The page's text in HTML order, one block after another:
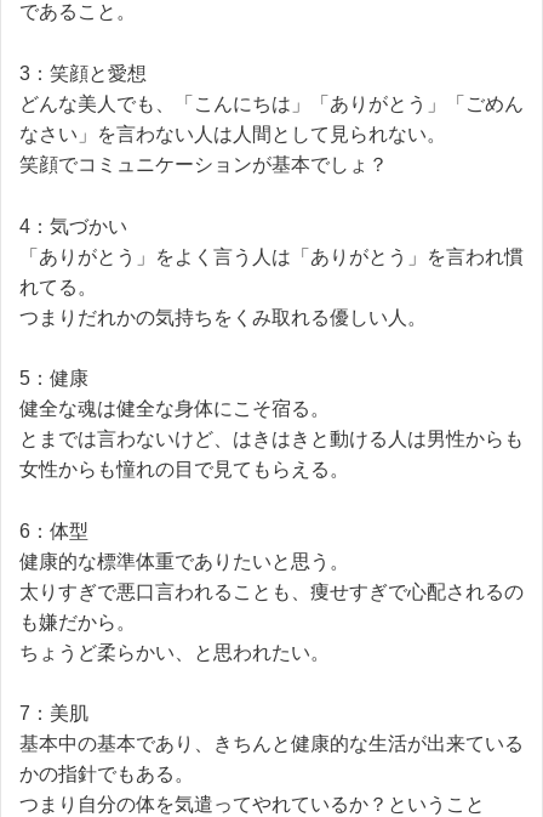
であること。
3：笑顔と愛想
どんな美人でも、「こんにちは」「ありがとう」「ごめん
なさい」を言わない人は人間として見られない。
笑顔でコミュニケーションが基本でしょ？
4：気づかい
「ありがとう」をよく言う人は「ありがとう」を言われ慣
れてる。
つまりだれかの気持ちをくみ取れる優しい人。
5：健康
健全な魂は健全な身体にこそ宿る。
とまでは言わないけど、はきはきと動ける人は男性からも
女性からも憧れの目で見てもらえる。
6：体型
健康的な標準体重でありたいと思う。
太りすぎで悪口言われることも、痩せすぎで心配されるの
も嫌だから。
ちょうど柔らかい、と思われたい。
7：美肌
基本中の基本であり、きちんと健康的な生活が出来ている
かの指針でもある。
つまり自分の体を気遣ってやれているか？ということ